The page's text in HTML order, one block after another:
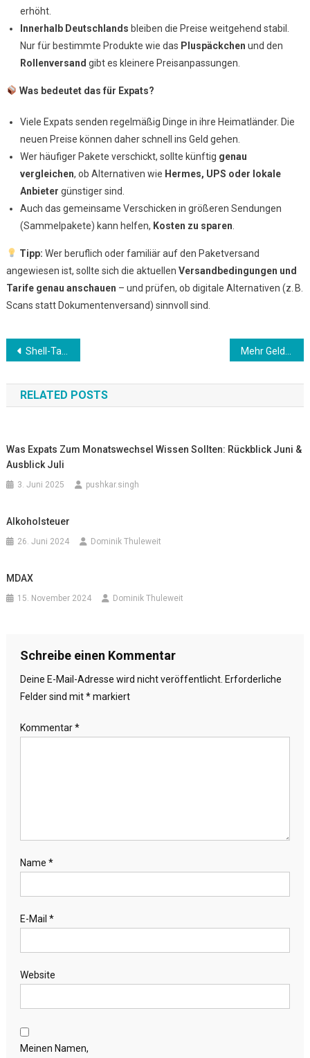
erhöht.
Innerhalb Deutschlands bleiben die Preise weitgehend stabil.
Nur für bestimmte Produkte wie das Pluspäckchen und den
Rollenversand gibt es kleinere Preisanpassungen.
Was bedeutet das für Expats?
Viele Expats senden regelmäßig Dinge in ihre Heimatländer. Die
neuen Preise können daher schnell ins Geld gehen.
Wer häufiger Pakete verschickt, sollte künftig genau
vergleichen, ob Alternativen wie Hermes, UPS oder lokale
Anbieter günstiger sind.
Auch das gemeinsame Verschicken in größeren Sendungen
(Sammelpakete) kann helfen, Kosten zu sparen
Tipp: Wer beruflich oder familiär auf den Paketversand
angewiesen ist, sollte sich die aktuellen Versandbedingungen und
Tarife genau anschauen – und prüfen, ob digitale Alternativen (z. B.
Scans statt Dokumentenversand) sinnvoll sind.
Beitrags-
Navigation
Shell-Tankstellen bieten kein Bargeld mehr an
RELATED POSTS
Was Expats Zum Monatswechsel Wissen Sollten: Rückblick Juni &
Ausblick Juli
3. Juni 2025 pushkar.singh
Alkoholsteuer
26. Juni 2024 Dominik Thuleweit
MDAX
15. November 2024 Dominik Thuleweit
Schreibe einen Kommentar
Deine E-Mail-Adresse wird nicht veröffentlicht. Erforderliche
Felder sind mit*markiert
Kommentar*
Name *
E-Mail *
Website
Meinen Namen,